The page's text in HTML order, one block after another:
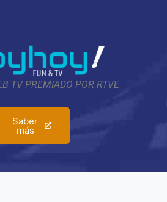
TV PREMIADO POR RTVE
Saber
más